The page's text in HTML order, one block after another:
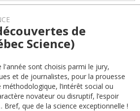
de
Science)
l'année sont choisis parmi le jury,
et de journalistes, pour la prouesse
méthodologique, l’intérêt social ou
novateur ou disruptif, l’espoir
que de la science exceptionnelle !